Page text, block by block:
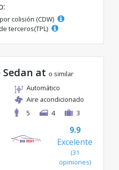
colisión (CDW)
terceros(TPL)
at o similar
Automático
Aire acondicionado
5
4 3
9.9
Excelente
(31
opiniones)